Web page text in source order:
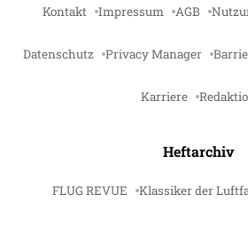
Kontakt Impressum AGB
Datenschutz Privacy Manager
Karriere
Heftarchiv
FLUG REVUE Klassiker der